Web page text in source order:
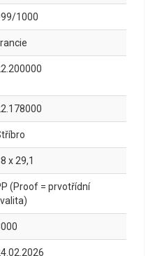
1000
x 29,1
(Proof = prvotřídní